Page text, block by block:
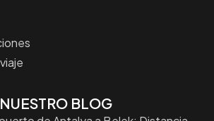
NUESTRO BLOG